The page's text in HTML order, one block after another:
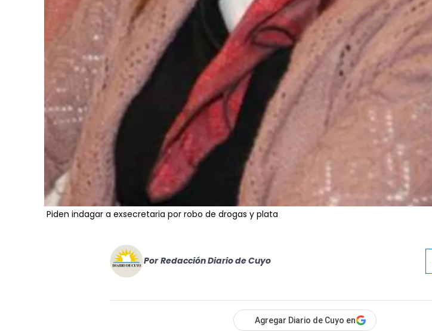
Piden indagar a exsecretaria por robo de drogas y plata
Por Redacción Diario de Cuyo
Agregar Diario de Cuyo en